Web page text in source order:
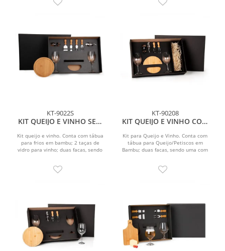
KT-9022S
KIT QUEIJO E VINHO SEM
9 PÇS
Kit queijo e vinho. Conta com tábua
para frios em bambu; 2 taças de
vidro para vinho; duas facas, sendo
KT-90208
KIT QUEIJO E VINHO COM
7 PÇS - NÃO ACOMPANHA
GARRAFA
Kit para Queijo e Vinho. Conta com
tábua para Queijo/Petiscos em
Bambu; duas facas, sendo uma com